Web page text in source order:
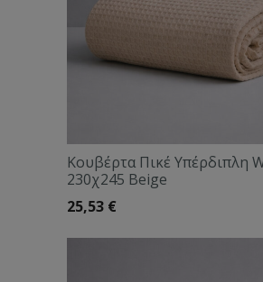
Κουβέρτα Πικέ Υπέρδιπλη
230χ245 Beige
25,53 €